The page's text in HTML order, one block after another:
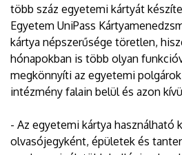
több száz egyetemi kártyát
Egyetem UniPass
kártya népszerűsége töretlen,
hónapokban is több olyan
megkönnyíti az egyetemi
intézmény falain belül és azon
- Az egyetemi kártya használható
olvasójegyként, épületek és